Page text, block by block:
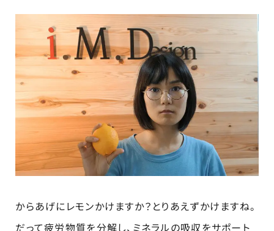
からあげにレモンかけますか？とりあえずかけますね。
だって疲労物質を分解し、ミネラルの吸収をサポート